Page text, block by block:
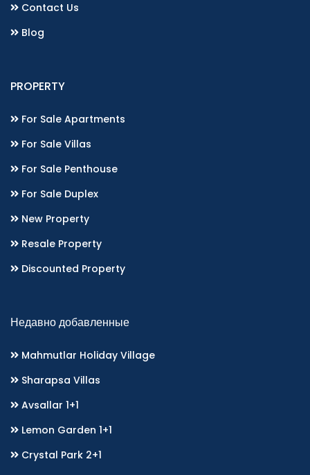
Contact Us
Blog
PROPERTY
For Sale Apartments
For Sale Villas
For Sale Penthouse
For Sale Duplex
New Property
Resale Property
Discounted Property
Недавно добавленные
Mahmutlar Holiday Village
Sharapsa Villas
Avsallar 1+1
Lemon Garden 1+1
Crystal Park 2+1